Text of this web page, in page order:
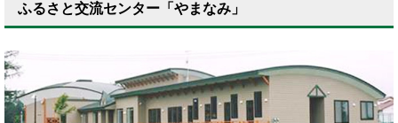
ふるさと交流センター「やまなみ」